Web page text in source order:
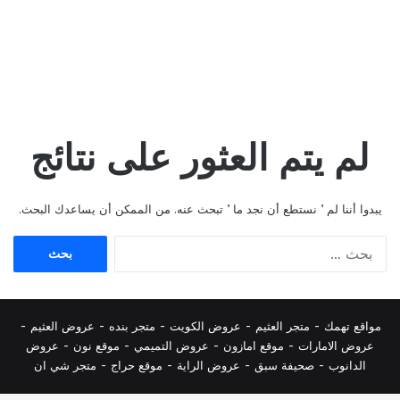
لم يتم العثور على نتائج
يبدوا أننا لم ’ نستطع أن نجد ما ’ تبحث عنه. من الممكن أن يساعدك البحث.
مواقع تهمك - متجر العثيم - عروض الكويت - متجر بنده - عروض العثيم -
عروض الامارات - موقع امازون - عروض التميمي - موقع نون - عروض
الدانوب - صحيفة سبق - عروض الراية - موقع حراج - متجر شي ان